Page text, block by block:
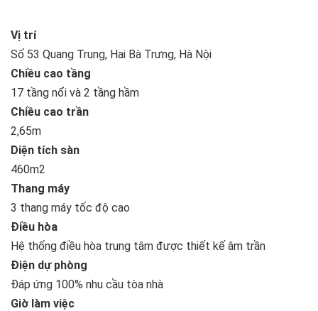
Vị trí
Số 53 Quang Trung, Hai Bà Trưng, Hà Nội
Chiều cao tầng
17 tầng nổi và 2 tầng hầm
Chiều cao trần
2,65m
Diện tích sàn
460m2
Thang máy
3 thang máy tốc độ cao
Điều hòa
Hệ thống điều hòa trung tâm được thiết kế âm trần
Điện dự phòng
Đáp ứng 100% nhu cầu tòa nhà
Giờ làm việc